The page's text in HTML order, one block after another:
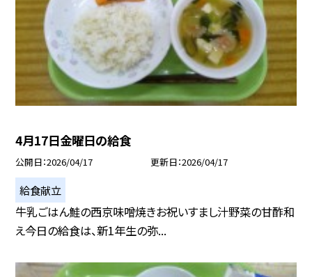
4月17日金曜日の給食
公開日 2026/04/17 更新日 2026/04/17
給食献立
牛乳ごはん鮭の西京味噌焼きお祝いすまし汁野菜の甘酢和
え今日の給食は、新1年生の弥...